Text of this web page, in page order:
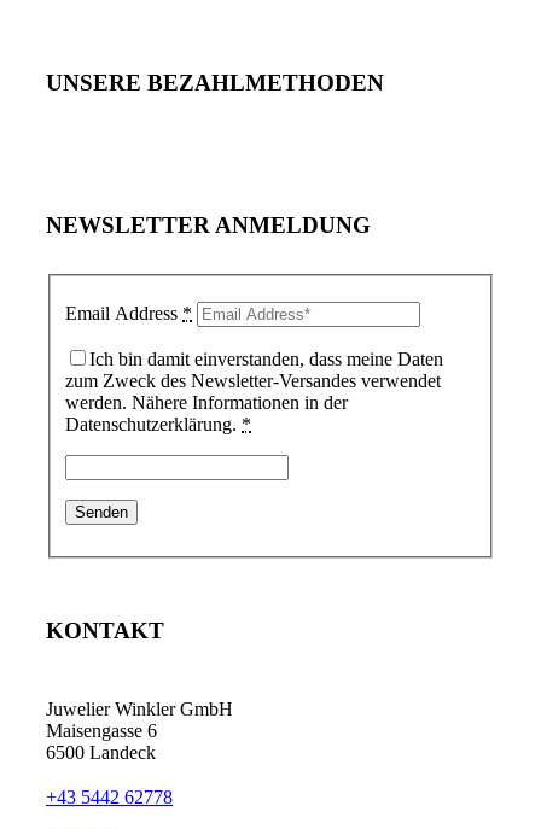
UNSERE BEZAHLMETHODEN
NEWSLETTER ANMELDUNG
Email Address *
Ich bin damit einverstanden, dass meine Daten
zum Zweck des Newsletter-Versandes verwendet
werden. Nähere Informationen in der
Datenschutzerklärung. *
KONTAKT
Juwelier Winkler GmbH
Maisengasse 6
6500 Landeck
+43 5442 62778